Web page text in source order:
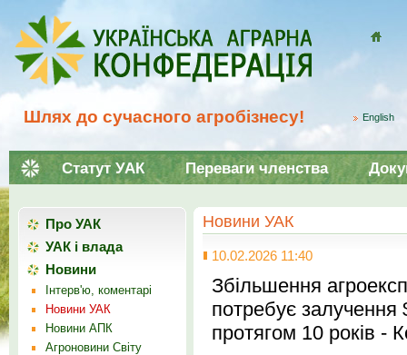
Шлях до сучасного агробізнесу! English
Статут УАК Переваги членства
Новини УАК
10.02.2026 11:40
Збільшення
потребує залучення
протягом 10 років -
Про УАК
УАК і влада
Новини
Інтерв'ю, коментарі
Новини УАК
Новини АПК
Агроновини Світу